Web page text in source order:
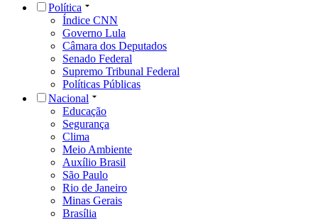
Política
Índice CNN
Governo Lula
Câmara dos Deputados
Senado Federal
Supremo Tribunal Federal
Políticas Públicas
Nacional
Educação
Segurança
Clima
Meio Ambiente
Auxílio Brasil
São Paulo
Rio de Janeiro
Minas Gerais
Brasília